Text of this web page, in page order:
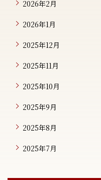
2026年2月
2026年1月
2025年12月
2025年11月
2025年10月
2025年9月
2025年8月
2025年7月